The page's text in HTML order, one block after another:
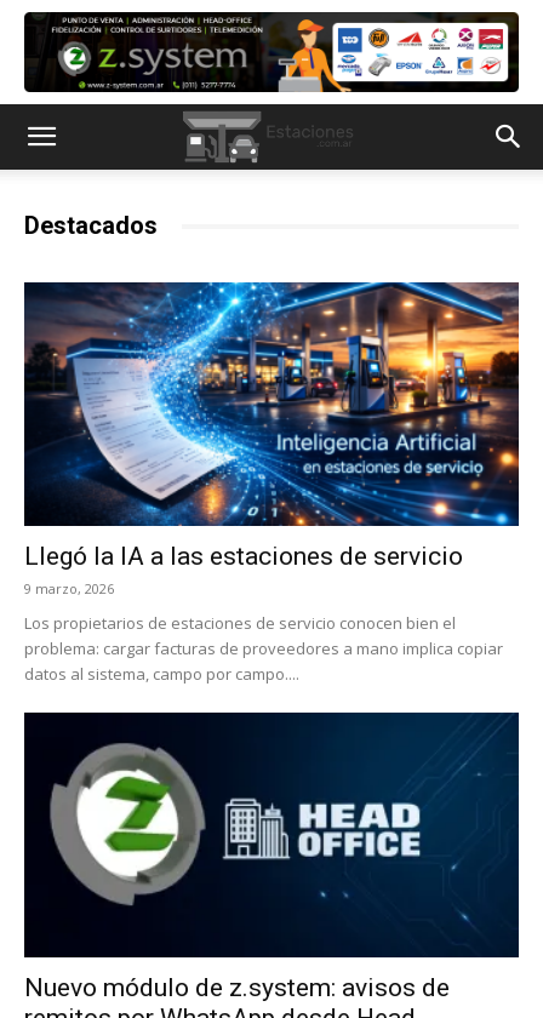
Destacados
Llegó la IA a las estaciones de servicio
9 marzo, 2026
Los propietarios de estaciones de servicio conocen bien el
problema: cargar facturas de proveedores a mano implica copiar
datos al sistema, campo por campo....
Nuevo módulo de z.system: avisos de